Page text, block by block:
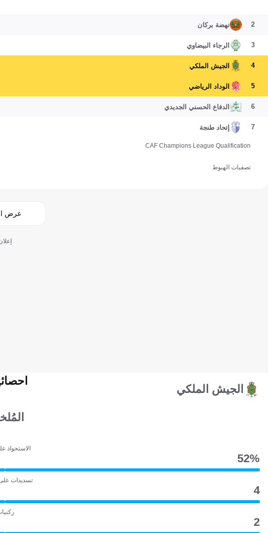
2 نهضة بركان
3 الرجاء البيضاوي
4 الجيش الملكي
5 الوداد الرياضي
6 الدفاع الحسني الجديدي
7 إتحاد طنجة
CAF Champions League Qualification
تصفيات الهبوط
عرض
الجيش الملكي
الاستحواذ
52‎%‎
تسديدات
4
2